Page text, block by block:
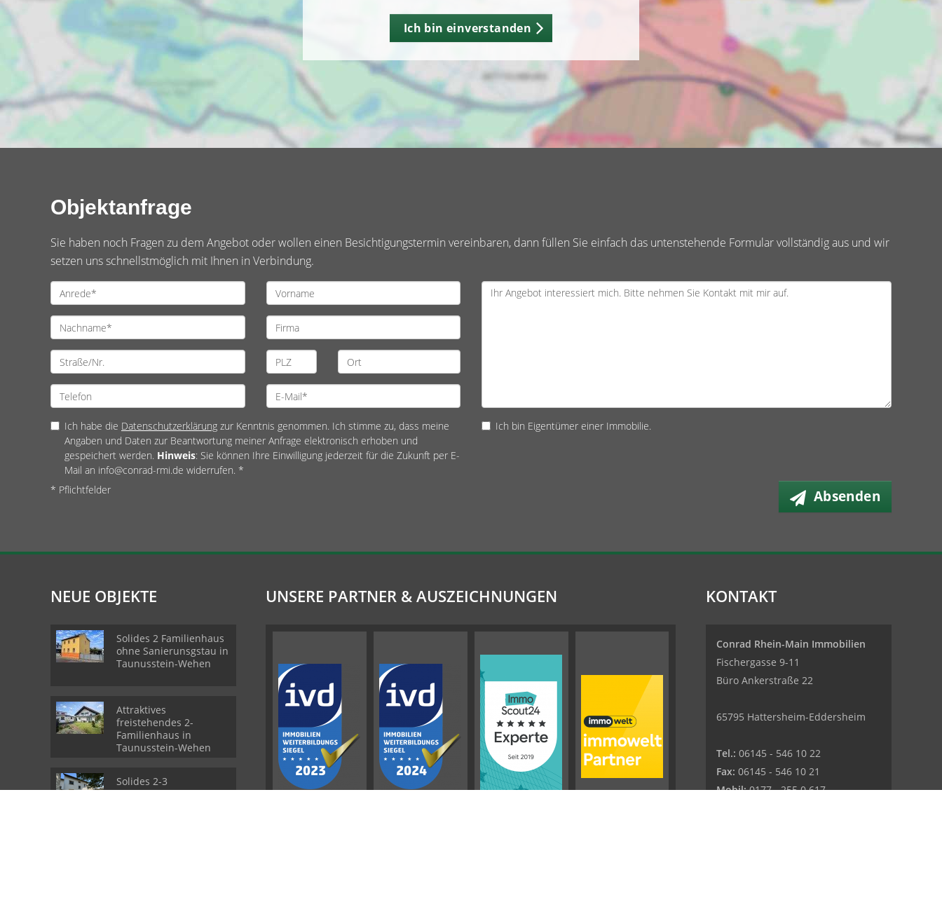
Ich bin einverstanden
Objektanfrage
Sie haben noch Fragen zu dem Angebot oder wollen einen Besichtigungstermin vereinbaren, dann füllen Sie einfach das untenstehende Formular vollständig aus und wir
setzen uns schnellstmöglich mit Ihnen in Verbindung.
Ich habe die Datenschutzerklärung zur Kenntnis genommen. Ich stimme zu, dass meine
Angaben und Daten zur Beantwortung meiner Anfrage elektronisch erhoben und
gespeichert werden. Hinweis: Sie können Ihre Einwilligung jederzeit für die Zukunft per E-
Mail an info@conrad-rmi.de widerrufen. *
Ich bin Eigentümer einer Immobilie.
* Pflichtfelder Absenden
NEUE OBJEKTE
Solides 2 Familienhaus
ohne Sanierunsgstau in
Taunusstein-Wehen
Attraktives
freistehendes 2-
Familienhaus in
Taunusstein-Wehen
Solides 2-3
Familienhaus mit
UNSERE PARTNER & AUSZEICHNUNGEN KONTAKT
Conrad Rhein-Main Immobilien
Fischergasse 9-11
Büro Ankerstraße 22
65795 Hattersheim-Eddersheim
Tel.: 06145 - 546 10 22
Fax: 06145 - 546 10 21
Mobil:0177 - 255 0 617